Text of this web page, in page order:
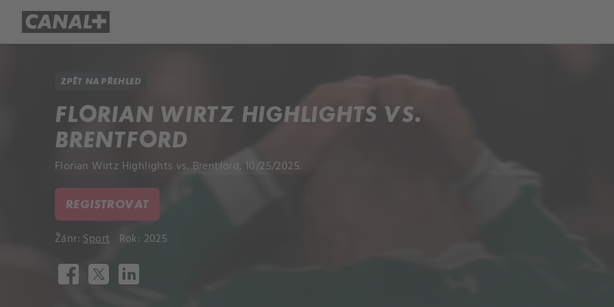
ZPĚT NA PŘEHLED
FLORIAN WIRTZ HIGHLIGHTS VS.
BRENTFORD
Florian Wirtz Highlights vs. Brentford, 10/25/2025.
REGISTROVAT
Žánr:Sport Rok: 2025